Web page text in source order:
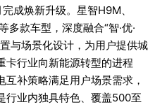
成焕新升级。星智H9M、
多款车型，深度融合“智·优·
与场景化设计，为用户提供城
卡行业向新能源转型的进程
补策略满足用户场景需求，
行业内独具特色、覆盖500至